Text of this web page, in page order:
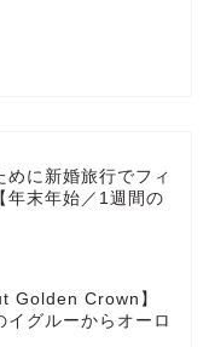
めに新婚旅行でフィ
年末年始／1週間の
Golden Crown】
イグルーからオーロ
HOTEL
TRAVEL